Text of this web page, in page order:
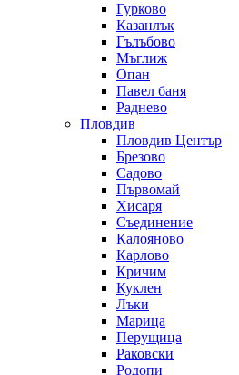
Гурково
Казанлък
Гълъбово
Мъглиж
Опан
Павел баня
Раднево
Пловдив
Пловдив Център
Брезово
Садово
Първомай
Хисаря
Съединение
Калояново
Карлово
Кричим
Куклен
Лъки
Марица
Перущица
Раковски
Родопи